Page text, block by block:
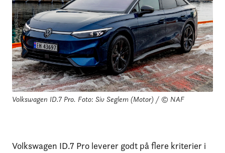
Volkswagen ID.7 Pro. Foto: Siv Seglem (Motor) / © NAF
Volkswagen ID.7 Pro leverer godt på flere kriterier i